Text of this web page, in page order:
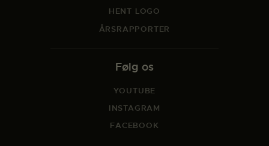
HENT LOGO
ÅRSRAPPORTER
Følg os
YOUTUBE
INSTAGRAM
FACEBOOK